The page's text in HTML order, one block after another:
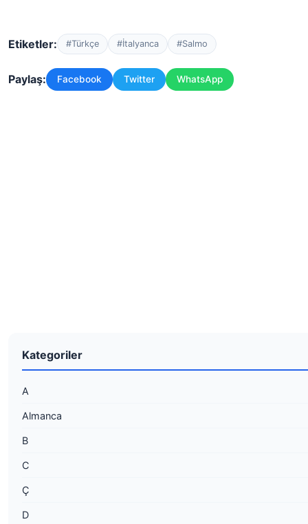
Etiketler: #Türkçe #İtalyanca #Salmo
Paylaş: Facebook Twitter WhatsApp
Kategoriler
A
Almanca
B
C
Ç
D